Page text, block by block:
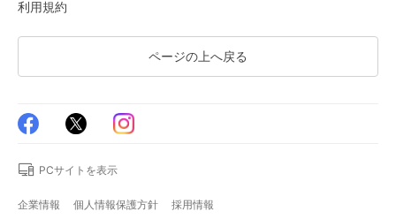
利用規約
ページの上へ戻る
PCサイトを表示
企業情報 個人情報保護方針 採用情報